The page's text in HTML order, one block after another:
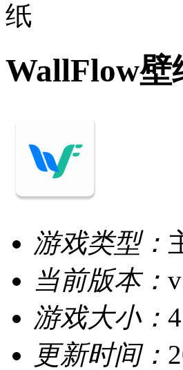
纸
WallFlow壁
游戏类型：
当前版本：
游戏大小：
更新时间：